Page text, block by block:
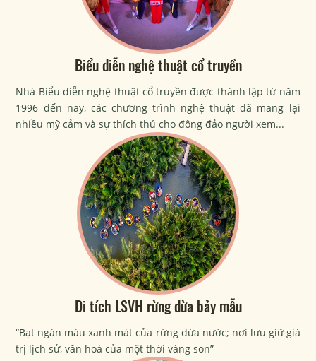
Biểu diễn nghệ thuật cổ truyền
Nhà Biểu diễn nghệ thuật cổ truyền được thành lập từ năm
1996 đến nay, các chương trình nghệ thuật đã mang lại
nhiều mỹ cảm và sự thích thú cho đông đảo người xem...
Di tích LSVH rừng dừa bảy mẫu
“Bạt ngàn màu xanh mát của rừng dừa nước; nơi lưu giữ giá
trị lịch sử, văn hoá của một thời vàng son”